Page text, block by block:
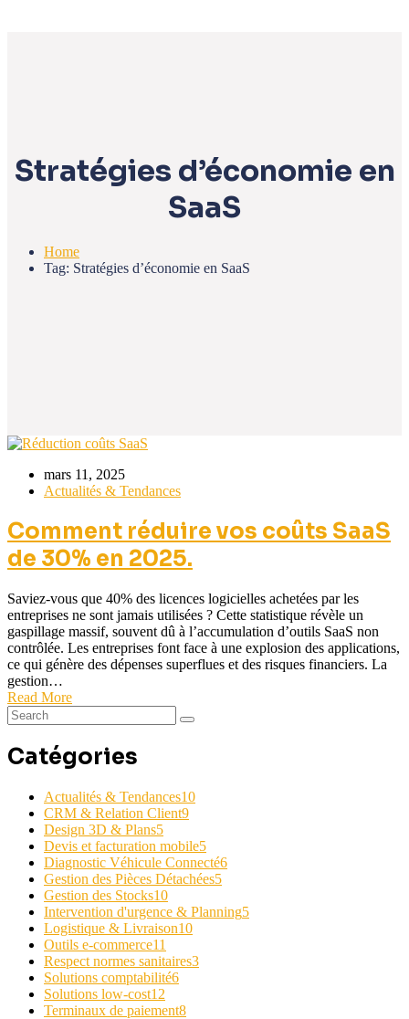
Stratégies d’économie en
SaaS
Home
Tag: Stratégies d’économie en SaaS
mars 11, 2025
Actualités & Tendances
Comment réduire vos coûts SaaS
de 30% en 2025.
Saviez-vous que 40% des licences logicielles achetées par les
entreprises ne sont jamais utilisées ? Cette statistique révèle un
gaspillage massif, souvent dû à l’accumulation d’outils SaaS non
contrôlée. Les entreprises font face à une explosion des applications,
ce qui génère des dépenses superflues et des risques financiers. La
gestion…
Read More
Catégories
Actualités & Tendances10
CRM & Relation Client9
Design 3D & Plans5
Devis et facturation mobile5
Diagnostic Véhicule Connecté6
Gestion des Pièces Détachées5
Gestion des Stocks10
Intervention d'urgence & Planning5
Logistique & Livraison10
Outils e-commerce11
Respect normes sanitaires3
Solutions comptabilité6
Solutions low-cost12
Terminaux de paiement8